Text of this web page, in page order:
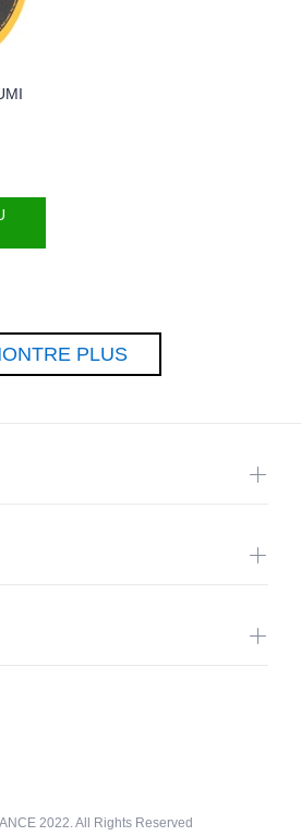
PLUS
2022. All Rights Reserved